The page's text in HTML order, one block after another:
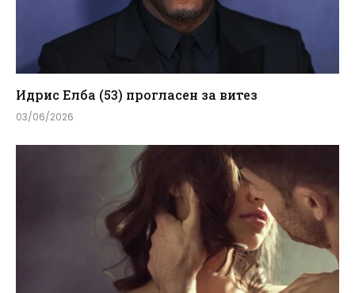
Идрис Елба (53) прогласен за витез
03/06/2026